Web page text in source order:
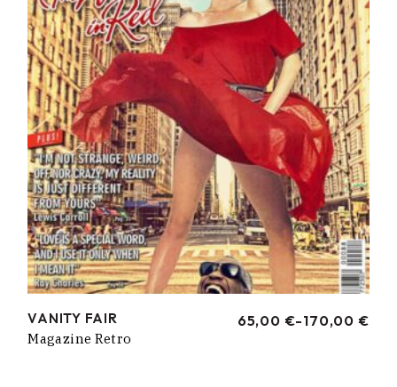
VANITY FAIR 65,00 €-170,00 €
RANGO
Magazine Retro